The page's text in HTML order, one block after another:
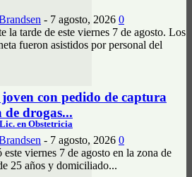
en Obstetricia
- 7 agosto, 2026 0
la tarde de este viernes 7 de agosto. Los
fueron asistidos por personal del
con pedido de captura
drogas...
- 7 agosto, 2026 0
viernes 7 de agosto en la zona de
25 años y domiciliado...